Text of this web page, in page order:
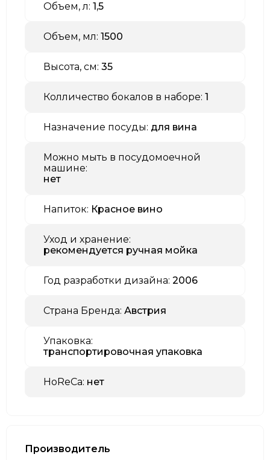
Объем, л: 1,5
Объем, мл: 1500
Высота, см: 35
Колличество бокалов в наборе: 1
Назначение посуды: для вина
Можно мыть в посудомоечной
машине:
нет
Напиток: Красное вино
Уход и хранение:
рекомендуется ручная мойка
Год разработки дизайна: 2006
Страна Бренда: Австрия
Упаковка:
транспортировочная упаковка
HoReCa: нет
Производитель